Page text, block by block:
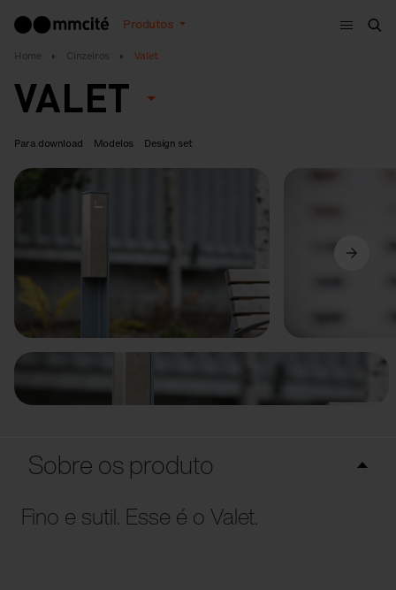
Produtos
Menu
Home Cinzeiros Valet
VALET
Para download Modelos Design set
Sobre os produto
Fino e sutil. Esse é o Valet.